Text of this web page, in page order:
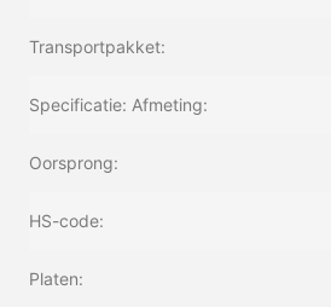
Transportpakket:
Specificatie: Afmeting:
Oorsprong:
HS-code:
Platen: